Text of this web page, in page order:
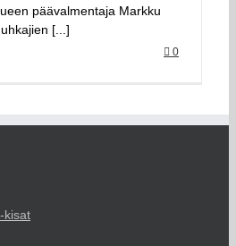
päävalmentaja Markku
[...]
0
kisat